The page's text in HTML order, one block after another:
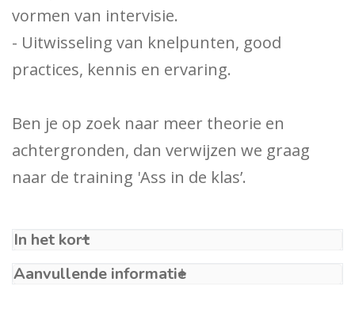
vormen van intervisie.
- Uitwisseling van knelpunten, good
practices, kennis en ervaring.
Ben je op zoek naar meer theorie en
achtergronden, dan verwijzen we graag
naar de training 'Ass in de klas’.
In het kort
Aanvullende informatie